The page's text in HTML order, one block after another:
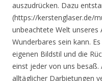
auszudrücken. Dazu
(https://kerstenglaser.de/
unbeachtete Welt unseres
Wunderbares sein kann.
eigenen Bildstil und die
einst jeder von uns
alltäglicher Darbietungen